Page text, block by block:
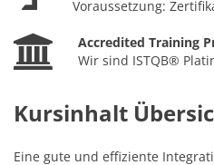
Voraussetzung:
Accredited Training
Wir sind ISTQB®
Kursinhalt
Eine gute und effiziente